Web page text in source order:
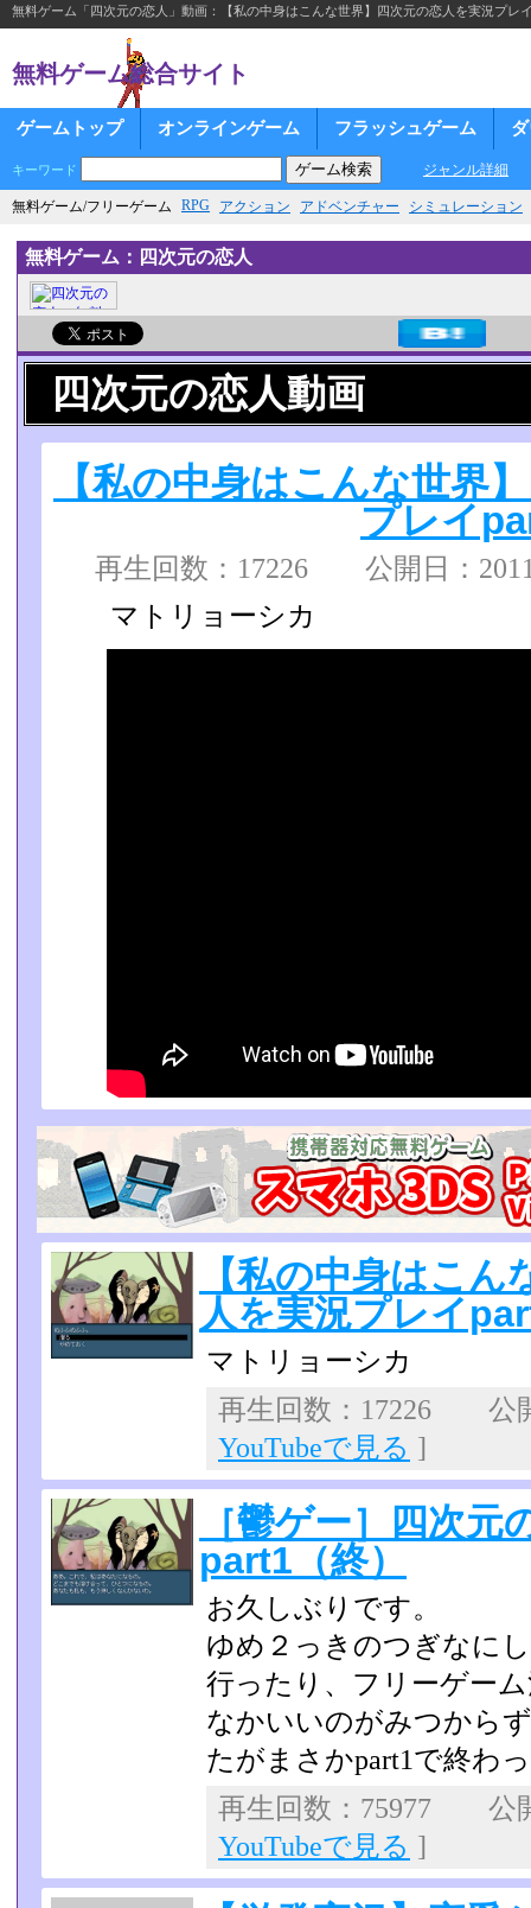
無料ゲーム「四次元の恋人」動画：【私の中身はこんな世界】四次元の恋人を実況プレ
無料ゲーム総合サイト
ゲームトップ オンラインゲーム フラッシュゲーム
キーワード ジャンル詳細
無料ゲーム/フリーゲーム RPG アクション アドベンチャー シミュレーション
無料ゲーム：四次元の恋人
四次元の恋人動画
【私の中身はこんな世界
プレイ
再生回数：17226 公開日：
マトリョーシカ
【私の中身はこ
人を実況プレイ
マトリョーシカ
再生回数：17226 公
YouTubeで見る ]
［鬱ゲー］四次
part1（終）
お久しぶりです。
ゆめ２っきのつぎなに
行ったり、フリーゲー
なかいいのがみつから
たがまさかpart­1で終わ
再生回数：75977 公
YouTubeで見る ]